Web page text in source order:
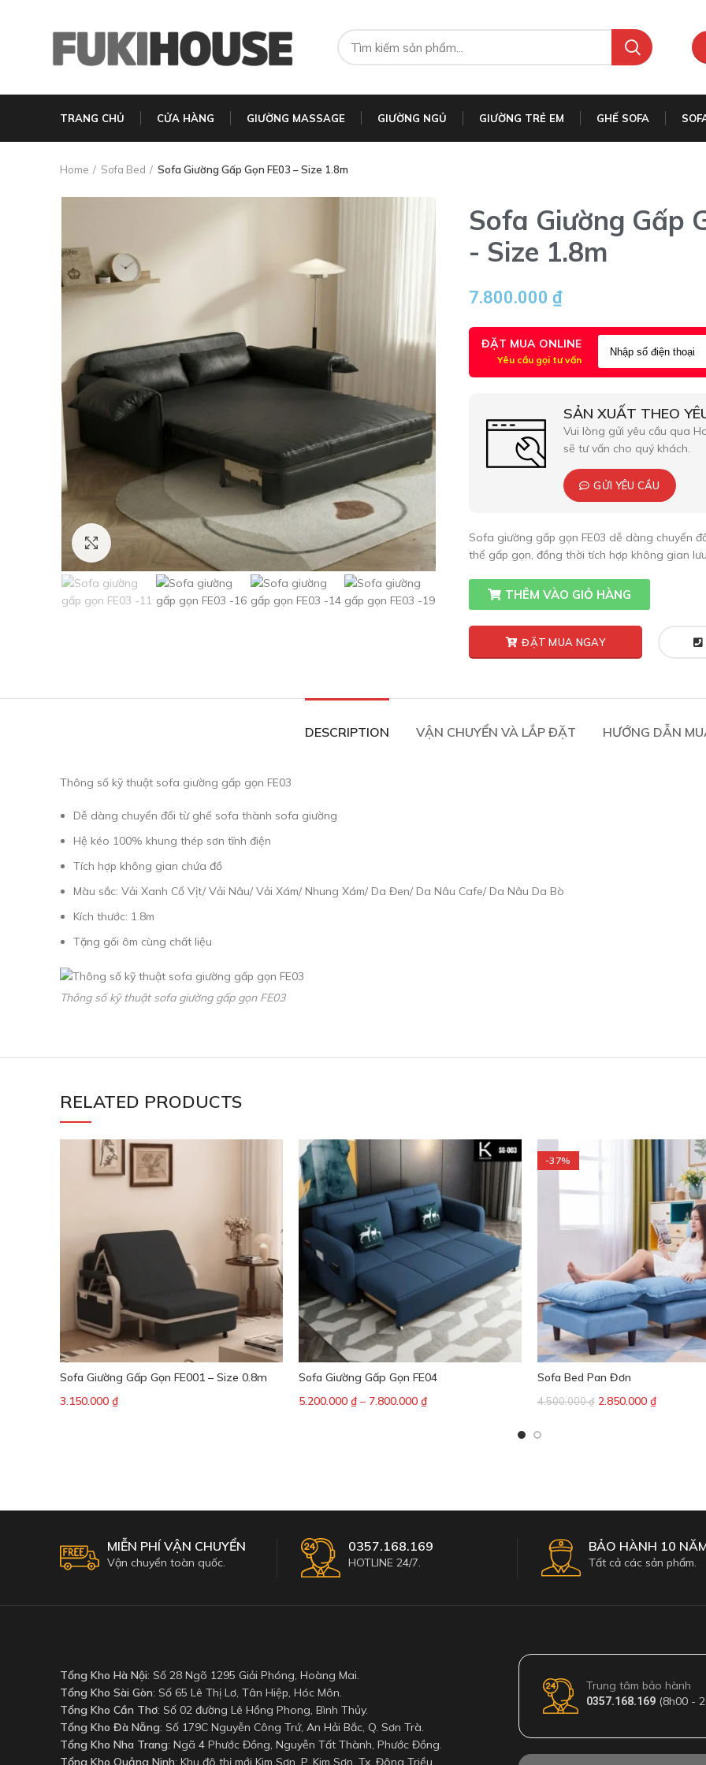
TRANG CHỦ CỬA HÀNG GIƯỜNG MASSAGE GIƯỜNG NGỦ GIƯỜNG TRẺ EM GHẾ SOFA
Home Sofa Bed Sofa Giường Gấp Gọn FE03 – Size 1.8m
Click to enlarge
Sofa Giường Gấp
- Size 1.8m
7.800.000₫
ĐẶT MUA ONLINE
Yêu cầu gọi tư vấn
SẢN XUẤT THEO
Vui lòng gửi yêu cầu qua
sẽ tư vấn cho quý khách.
GỬI YÊU CẦU
Sofa giường gấp gọn FE03 dễ dàng chuyển
thể gấp gọn, đồng thời tích hợp không gian
THÊM VÀO GIỎ HÀNG
ĐẶT MUA NGAY
DESCRIPTION VẬN CHUYỂN VÀ LẮP ĐẶT HƯỚNG DẪN
Thông số kỹ thuật sofa giường gấp gọn FE03
Dễ dàng chuyển đổi từ ghế sofa thành sofa giường
Hệ kéo 100% khung thép sơn tĩnh điện
Tích hợp không gian chứa đồ
Màu sắc: Vải Xanh Cổ Vịt/ Vải Nâu/ Vải Xám/ Nhung Xám/ Da Đen/ Da Nâu Cafe/ Da Nâu Da Bò
Kích thước: 1.8m
Tặng gối ôm cùng chất liệu
Thông số kỹ thuật sofa giường gấp gọn FE03
RELATED PRODUCTS
Sofa Giường Gấp Gọn FE001 – Size 0.8m
3.150.000 ₫
Sofa Giường Gấp Gọn FE04
5.200.000 ₫ – 7.800.000 ₫
-37%
Sofa Bed Pan Đơn
4.500.000₫ 2.850.000 ₫
MIỄN PHÍ VẬN CHUYỂN
Vận chuyển toàn quốc.
0357.168.169
HOTLINE 24/7.
BẢO HÀNH 10
Tất cả các sản phẩm.
Tổng Kho Hà Nội: Số 28 Ngõ 1295 Giải Phóng, Hoàng Mai.
Tổng Kho Sài Gòn: Số 65 Lê Thị Lơ, Tân Hiệp, Hóc Môn.
Tổng Kho Cần Thơ: Số 02 đường Lê Hồng Phong, Bình Thủy.
Tổng Kho Đà Nẵng: Số 179C Nguyễn Công Trứ, An Hải Bắc, Q. Sơn Trà.
Tổng Kho Nha Trang: Ngã 4 Phước Đồng, Nguyễn Tất Thành, Phước Đồng.
Tổng Kho Quảng Ninh: Khu đô thị mới Kim Sơn, P. Kim Sơn, Tx. Đông Triều.
Trung tâm bảo hành
0357.168.169(8h00 -